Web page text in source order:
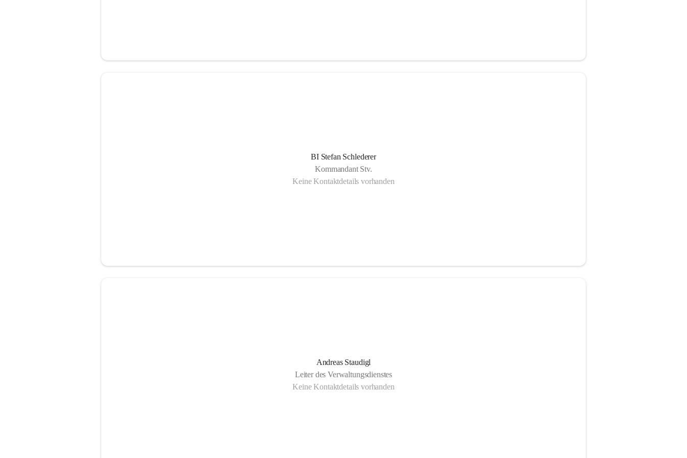
BI Stefan Schlederer
Kommandant Stv.
Keine Kontaktdetails vorhanden
Andreas Staudigl
Leiter des Verwaltungsdienstes
Keine Kontaktdetails vorhanden